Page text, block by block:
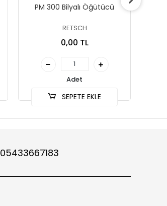
PM 300 Bilyalı Öğütücü
RETSCH
0,00 TL
Adet
SEPETE EKLE
05433667183